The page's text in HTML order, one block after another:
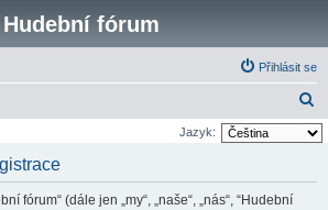
Hudební fórum
Přihlásit se
l
Jazyk:
fórum“ (dále jen „my“, „naše“, „nás“, “Hudební